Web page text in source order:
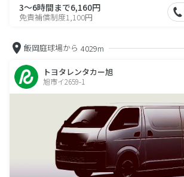
3～6時間まで6,160円
免責補償制度1,100円
飯岡庭球場から 4029m
トヨタレンタカー旭
旭市イ2659-1